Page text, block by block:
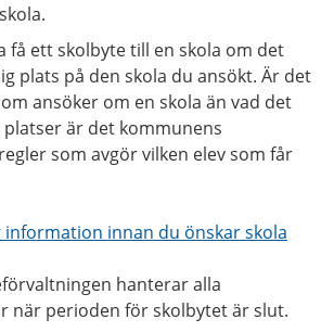
få ett skolbyte till en skola om det
plats på den skola du ansökt. Är det
ansöker om en skola än vad det
är det kommunens
som avgör vilken elev som får
information innan du önskar skola
hanterar alla
när perioden för skolbytet är slut.